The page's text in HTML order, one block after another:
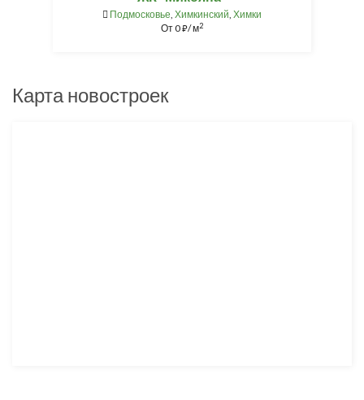
Подмосковье, Химкинский, Химки
От0⃏/ м2
Карта новостроек